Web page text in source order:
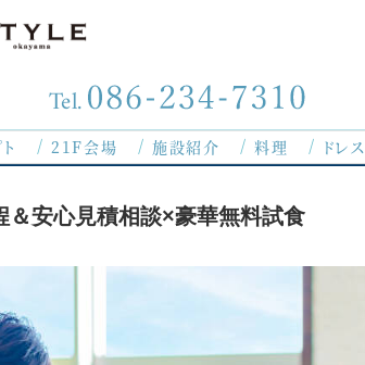
Tel.
21F会場 施設紹介 料理 ドレス
8/8（土）
＆安心見積相談×豪華無料試食